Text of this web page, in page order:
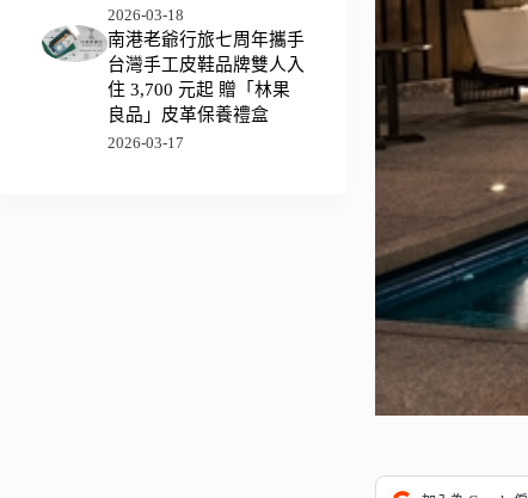
2026-03-18
南港老爺行旅七周年攜手
台灣手工皮鞋品牌雙人入
住 3,700 元起 贈「林果
良品」皮革保養禮盒
2026-03-17